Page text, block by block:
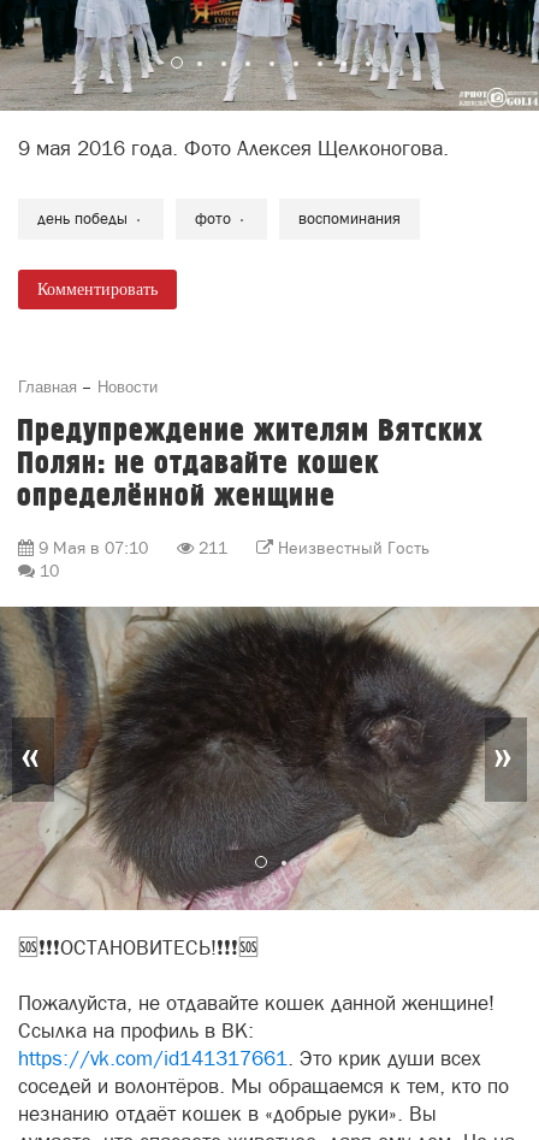
9 мая 2016 года. Фото Алексея Щелконогова.
день победы фото воспоминания
Комментировать
Главная Новости
Предупреждение жителям Вятских
Полян: не отдавайте кошек
определённой женщине
9 Мая в 07:10 211
Неизвестный Гость
10
« »
🆘❗❗❗ОСТАНОВИТЕСЬ!❗❗❗🆘
Пожалуйста, не отдавайте кошек данной женщине!
Ссылка на профиль в ВК:
https://vk.com/id141317661. Это крик души всех
соседей и волонтёров. Мы обращаемся к тем, кто по
незнанию отдаёт кошек в «добрые руки». Вы